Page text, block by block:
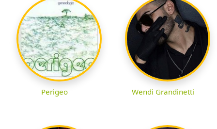
Perigeo Wendi Grandinetti